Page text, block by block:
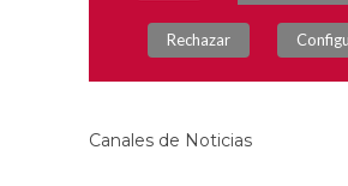
Canales de Noticias